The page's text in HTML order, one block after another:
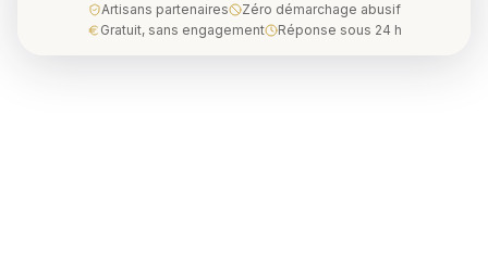
Artisans partenaires
Zéro démarchage abusif
Gratuit, sans engagement
Réponse sous 24 h